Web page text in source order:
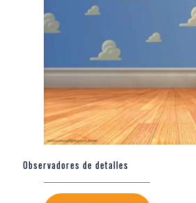
Observadores de detalles